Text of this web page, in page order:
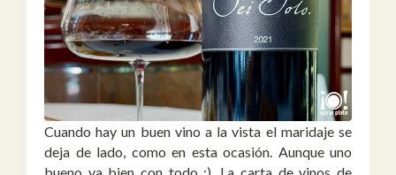
Cuando hay un buen vino a la vista el maridaje se
deja de lado, como en esta ocasión. Aunque uno
bueno va bien con todo ;). La carta de vinos de